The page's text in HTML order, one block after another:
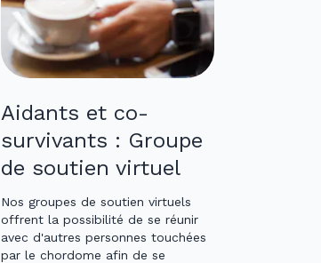
Aidants et co-
survivants : Groupe
de soutien virtuel
Nos groupes de soutien virtuels
offrent la possibilité de se réunir
avec d'autres personnes touchées
par le chordome afin de se